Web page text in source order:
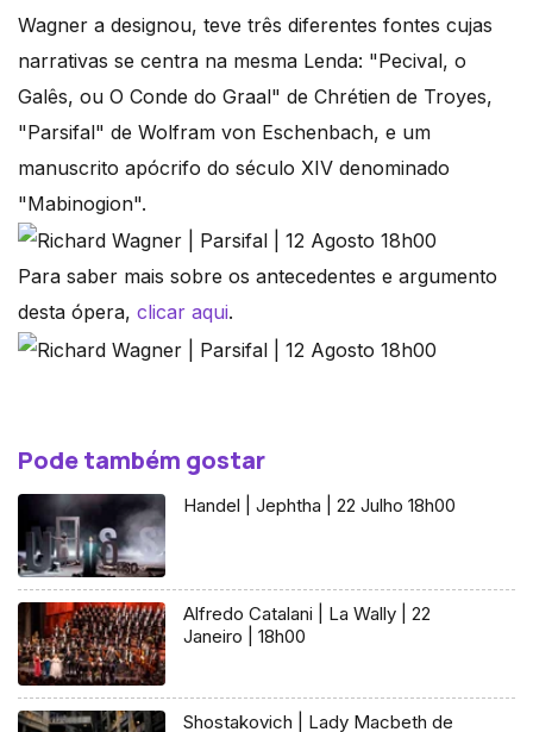
Wagner a designou, teve três diferentes fontes cujas
narrativas se centra na mesma Lenda: "Pecival, o
Galês, ou O Conde do Graal" de Chrétien de Troyes,
"Parsifal" de Wolfram von Eschenbach, e um
manuscrito apócrifo do século XIV denominado
"Mabinogion".
Para saber mais sobre os antecedentes e argumento
desta ópera, clicar aqui.
Pode também gostar
Handel | Jephtha | 22 Julho 18h00
Alfredo Catalani | La Wally | 22
Janeiro | 18h00
Shostakovich | Lady Macbeth de